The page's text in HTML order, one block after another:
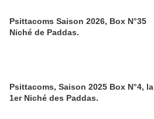
Psittacoms Saison 2026, Box N°35
Niché de Paddas.
Psittacoms, Saison 2025 Box N°4, la
1er Niché des Paddas.